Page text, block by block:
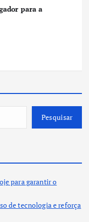
para a
Pesquisar
para garantir o
de tecnologia e reforça